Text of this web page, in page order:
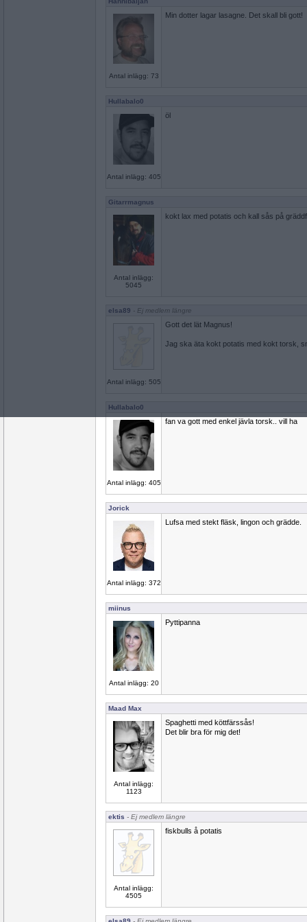
Antal inlägg: 73
Min dotter lagar lasagne. Det skall bli gott!
Hullabalo0
Antal inlägg: 405
öl
Gitarrmagnus
Antal inlägg:
5045
kokt lax med potatis och kall sås på
elsa89 - Ej medlem längre
Antal inlägg: 505
Gott det lät Magnus!
Jag ska äta kokt potatis med kokt torsk,
Hullabalo0
Antal inlägg: 405
fan va gott med enkel jävla torsk.. vill ha
Jorick
Antal inlägg: 372
Lufsa med stekt fläsk, lingon och grädde.
miinus
Antal inlägg: 20
Pyttipanna
Maad Max
Antal inlägg:
1123
Spaghetti med köttfärssås!
Det blir bra för mig det!
ektis - Ej medlem längre
Antal inlägg:
4505
fiskbulls å potatis